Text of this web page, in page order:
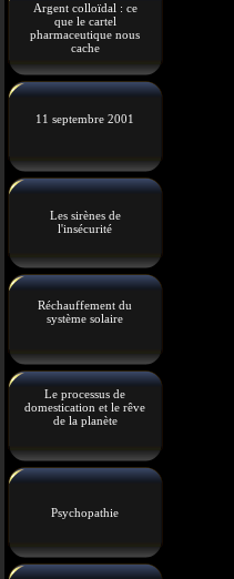
Argent colloïdal : ce
que le cartel
pharmaceutique nous
cache
11 septembre 2001
Les sirènes de
l'insécurité
Réchauffement du
système solaire
Le processus de
domestication et le rêve
de la planète
Psychopathie